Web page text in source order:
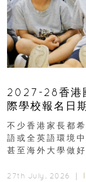
2027-28香港
際學校報名日
不少香港家長都
語或全英語環境
甚至海外大學做
27th July, 2026 ｜